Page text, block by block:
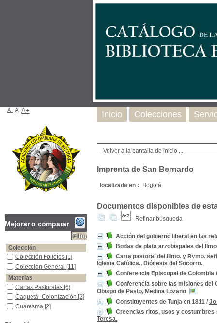
Volver a la pantalla de inicio ...
Imprenta de San Bernardo
localizada en : Bogotá
Documentos disponibles de
Refinar búsqueda
Acción del gobierno liberal en las
Bodas de plata arzobispales del
Carta pastoral del Illmo. y Rvmo.
Iglesia Católica., Diócesis del Socorro.
Conferencia Episcopal de Colombia
Conferencia sobre las misiones del
Obispo de Pasto, Medina Lozano
Constituyentes de Tunja en 1811 /
Creencias ritos, usos y costumbres
Teresa.
Inicio Colecciones
A- A A+
Mejorar o comparar
Colección
Colección Folletos
Colección Folletos [1]
Colección General
Colección General [11]
Materias
Cartas Pastorales
Cartas Pastorales [6]
Caquetá -Colonización
Caquetá -Colonización [2]
Cuaresma
Cuaresma [2]